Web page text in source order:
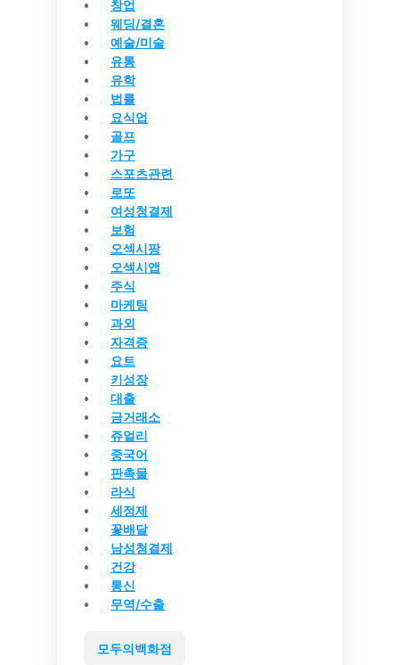
창업
웨딩/결혼
예술/미술
유통
유학
법률
요식업
골프
가구
스포츠관련
로또
여성청결제
보험
오섹시팡
오섹시앱
주식
마케팅
과외
자격증
요트
키성장
대출
금거래소
쥬얼리
중국어
판촉물
라식
세정제
꽃배달
남성청결제
건강
통신
무역/수출
모두의백화점